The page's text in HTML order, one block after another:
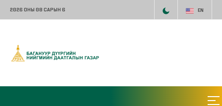
2026 ОНЫ 08 САРЫН 6 EN